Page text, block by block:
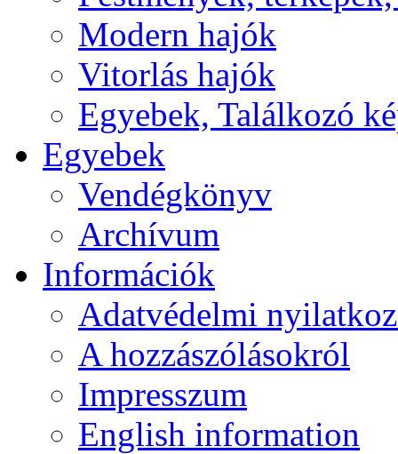
Modern hajók
Vitorlás hajók
Egyebek, Találkozó
Egyebek
Vendégkönyv
Archívum
Információk
Adatvédelmi
A hozzászólásokról
Impresszum
English information